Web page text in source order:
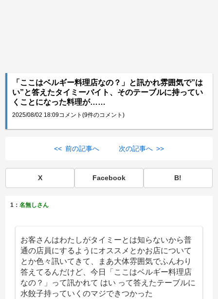
「ここはベルギー料理店なの？」と訊かれ雰囲気で”は
い”と答えたタイミーバイト、そのテーブルに持ってい
くことになった料理が……
2025/08/02 18:09コメント(9件のコメント)
<< 前の記事へ 次の記事へ >>
X Facebook B!
1：名無しさん
お客さんはわたしがタイミーとは知らないから普
通の店員にするようにオススメとかお店について
とか色々訊いてきて、まあ大体雰囲気でふんわり
答えてるんだけど、今日「ここはベルギー料理店
なの？」って訊かれて はい って答えたテーブルに
水餃子持っていくのマジできつかった